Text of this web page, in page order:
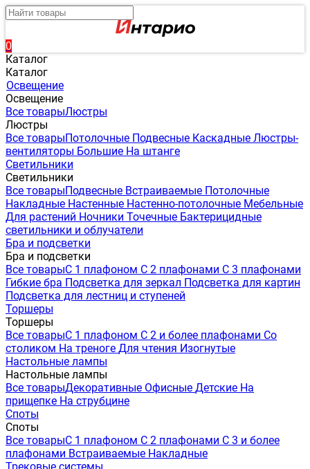
0
Каталог
Каталог
Освещение
Освещение
Все товарыЛюстры
Люстры
Все товарыПотолочные Подвесные Каскадные Люстры-
вентиляторы Большие На штанге
Светильники
Светильники
Все товарыПодвесные Встраиваемые Потолочные
Накладные Настенные Настенно-потолочные Мебельные
Для растений Ночники Точечные Бактерицидные
светильники и облучатели
Бра и подсветки
Бра и подсветки
Все товарыС 1 плафоном С 2 плафонами С 3 плафонами
Гибкие бра Подсветка для зеркал Подсветка для картин
Подсветка для лестниц и ступеней
Торшеры
Торшеры
Все товарыС 1 плафоном С 2 и более плафонами Со
столиком На треноге Для чтения Изогнутые
Настольные лампы
Настольные лампы
Все товарыДекоративные Офисные Детские На
прищепке На струбцине
Споты
Споты
Все товарыС 1 плафоном С 2 плафонами С 3 и более
плафонами Встраиваемые Накладные